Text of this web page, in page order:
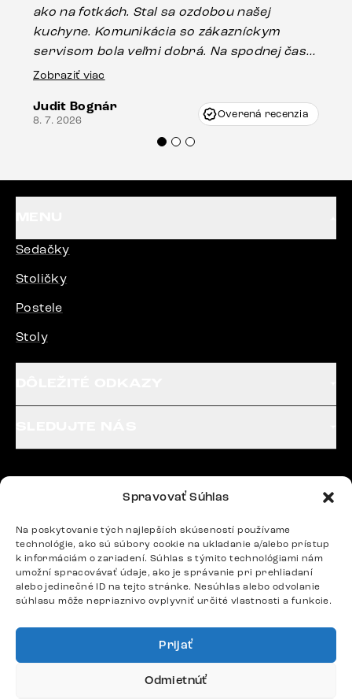
Spravovať Súhlas
Na poskytovanie tých najlepších skúseností používame
technológie, ako sú súbory cookie na ukladanie a/alebo prístup
k informáciám o zariadení. Súhlas s týmito technológiami nám
umožní spracovávať údaje, ako je správanie pri prehliadaní
alebo jedinečné ID na tejto stránke. Nesúhlas alebo odvolanie
súhlasu môže nepriaznivo ovplyvniť určité vlastnosti a funkcie.
Prijať
Odmietnúť
ako na fotkách. Stal sa ozdobou našej
kuchyne. Komunikácia so zákazníckym
servisom bola veľmi dobrá. Na spodnej časti
stola bolo malé poškodenie, pravdepodobne
Vincze pri riešení mojej záležitosti pristúpili
veľmi korektne. Odporúčam produkty Delife
Zobraziť viac
Judit Bognár
8. 7. 2026 Overená recenzia
Sedačky
Stoličky
Postele
Stoly
Potrebujete radu? Ozvite sa.
Po – Pia: 9:00 – 17:00
podpora@delife-shop.sk
Odpovedáme do 24 hodín.